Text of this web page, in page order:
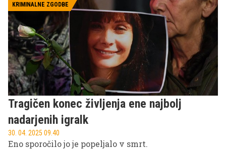
sodelovanja z okupatorjem, kaj so pomenili povojni
poboji in politični prevrati.
KRIMINALNE ZGODBE
Tragičen konec življenja ene najbolj
nadarjenih igralk
30. 04. 2025 09.40
Eno sporočilo jo je popeljalo v smrt.